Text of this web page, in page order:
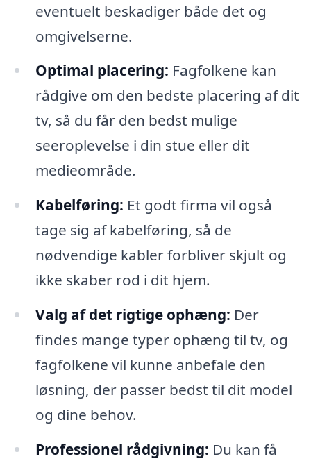
eventuelt beskadiger både det og
omgivelserne.
Optimal placering: Fagfolkene kan
rådgive om den bedste placering af dit
tv, så du får den bedst mulige
seeroplevelse i din stue eller dit
medieområde.
Kabelføring: Et godt firma vil også
tage sig af kabelføring, så de
nødvendige kabler forbliver skjult og
ikke skaber rod i dit hjem.
Valg af det rigtige ophæng: Der
findes mange typer ophæng til tv, og
fagfolkene vil kunne anbefale den
løsning, der passer bedst til dit model
og dine behov.
Professionel rådgivning: Du kan få